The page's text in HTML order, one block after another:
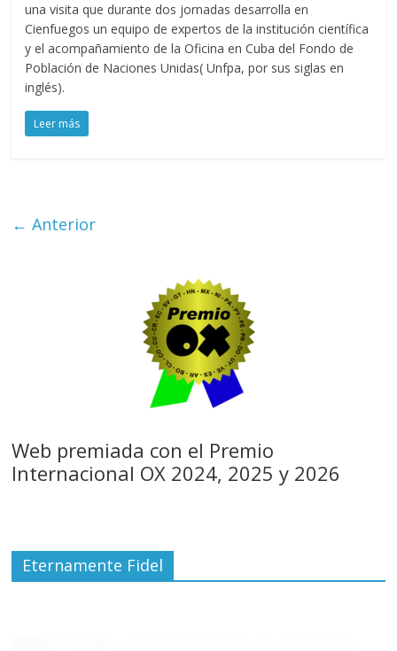
una visita que durante dos jornadas desarrolla en
Cienfuegos un equipo de expertos de la institución científica
y el acompañamiento de la Oficina en Cuba del Fondo de
Población de Naciones Unidas( Unfpa, por sus siglas en
inglés).
Leer más
← Anterior
Web premiada con el Premio
Internacional OX 2024, 2025 y 2026
Eternamente Fidel